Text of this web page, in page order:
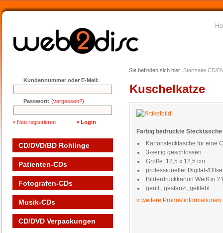
Sie befinden sich hier: Startseite CD/
Kundennummer oder E-Mail:
Passwort: (vergessen?)
» Neu registrieren
CD/DVD/BD Rohlinge
Patienten-CDs
Fotografen-CDs
Musik-CDs
CD/DVD Verpackungen
Kuschelkatze
Farbig bedruckte
Kartonstecktasche für eine
3-seitig geschlossen
Größe: 12,5 x 12,5 cm
professioneller Digital-/
Bilderdruckkarton Weiß in
gerillt, gestanzt, geklebt
» weitere Produktinformationen